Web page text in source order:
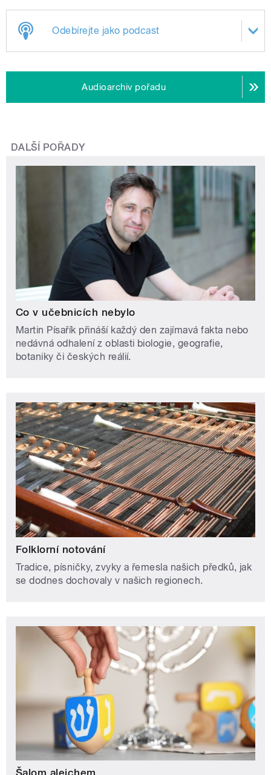
Odebírejte jako podcast
Audioarchiv pořadu
DALŠÍ POŘADY
Co v učebnicích nebylo
Martin Písařík přináší každý den zajímavá fakta nebo
nedávná odhalení z oblasti biologie, geografie,
botaniky či českých reálií.
Folklorní notování
Tradice, písničky, zvyky a řemesla našich předků, jak
se dodnes dochovaly v našich regionech.
Šalom alejchem